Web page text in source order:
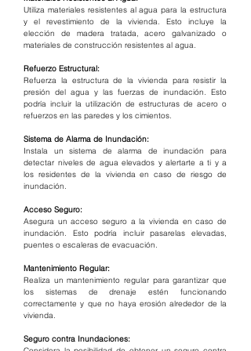
Utiliza materiales resistentes al agua para la estructura
y el revestimiento de la vivienda. Esto incluye la
elección de madera tratada, acero galvanizado o
materiales de construcción resistentes al agua.
Refuerzo Estructural:
Refuerza la estructura de la vivienda para resistir la
presión del agua y las fuerzas de inundación. Esto
podría incluir la utilización de estructuras de acero o
refuerzos en las paredes y los cimientos.
Sistema de Alarma de Inundación:
Instala un sistema de alarma de inundación para
detectar niveles de agua elevados y alertarte a ti y a
los residentes de la vivienda en caso de riesgo de
inundación.
Acceso Seguro:
Asegura un acceso seguro a la vivienda en caso de
inundación. Esto podría incluir pasarelas elevadas,
puentes o escaleras de evacuación.
Mantenimiento Regular:
Realiza un mantenimiento regular para garantizar que
los sistemas de drenaje estén funcionando
correctamente y que no haya erosión alrededor de la
vivienda.
Seguro contra Inundaciones: